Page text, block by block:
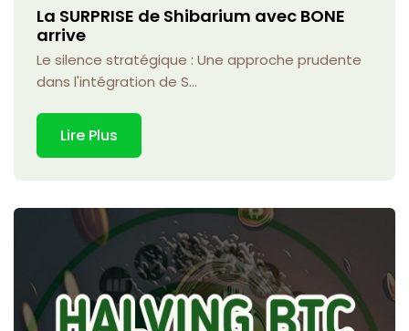
La SURPRISE de Shibarium avec BONE
arrive
Le silence stratégique : Une approche prudente
dans l'intégration de S...
Lire Plus